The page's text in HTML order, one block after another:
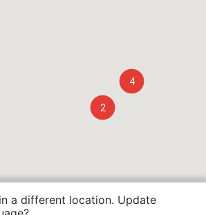
4
2
a different location. Update